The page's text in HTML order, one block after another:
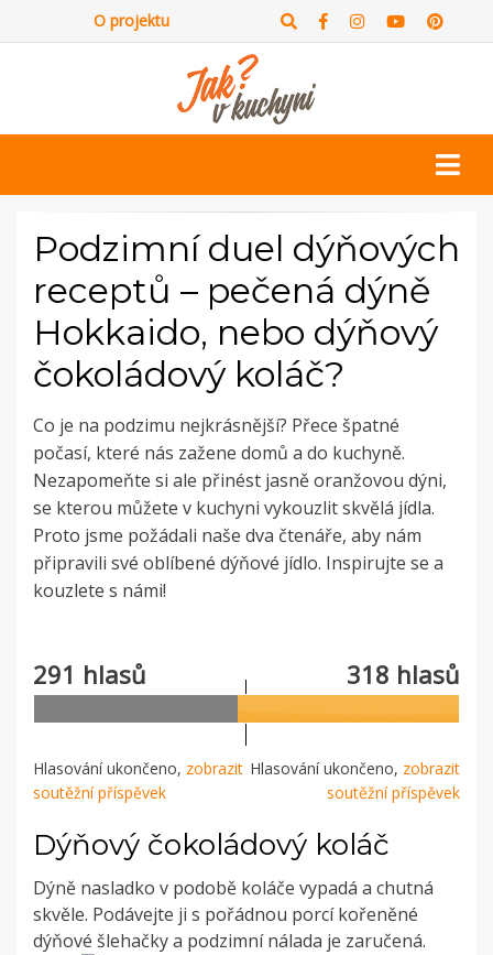
O projektu
Podzimní duel dýňových
receptů – pečená dýně
Hokkaido, nebo dýňový
čokoládový koláč?
Co je na podzimu nejkrásnější? Přece špatné
počasí, které nás zažene domů a do kuchyně.
Nezapomeňte si ale přinést jasně oranžovou dýni,
se kterou můžete v kuchyni vykouzlit skvělá jídla.
Proto jsme požádali naše dva čtenáře, aby nám
připravili své oblíbené dýňové jídlo. Inspirujte se a
kouzlete s námi!
291 hlasů 318 hlasů
Hlasování ukončeno, zobrazit
soutěžní příspěvek
Hlasování ukončeno, zobrazit
soutěžní příspěvek
Dýňový čokoládový koláč
Dýně nasladko v podobě koláče vypadá a chutná
skvěle. Podávejte ji s pořádnou porcí kořeněné
dýňové šlehačky a podzimní nálada je zaručená.